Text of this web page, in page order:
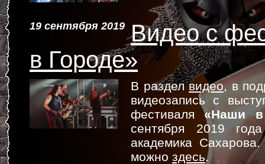
19 сентября 2019 Видео с
в Городе»
В разделвидео, в
видеозапись с
фестиваля«Наши в
сентября 2019
академика
можно здесь.